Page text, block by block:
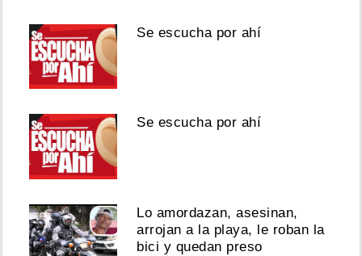
Se escucha por ahí
Se escucha por ahí
Lo amordazan, asesinan,
arrojan a la playa, le roban la
bici y quedan preso